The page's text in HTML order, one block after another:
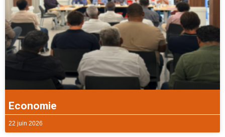
Economie
22 juin 2026